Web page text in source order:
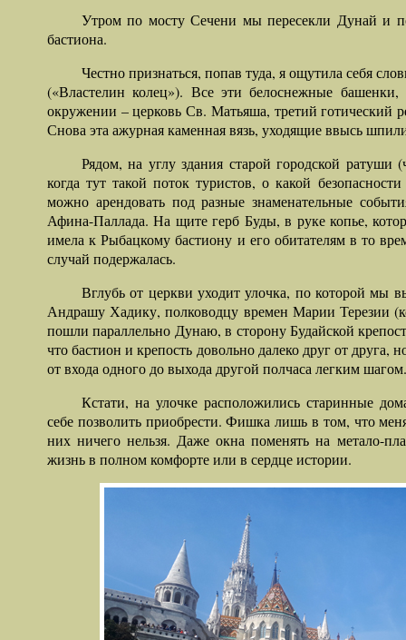
Утром по мосту Сечени мы пересекли Дунай и
бастиона.
Честно признаться, попав туда, я ощутила себя
(«Властелин колец»). Все эти белоснежные
окружении – церковь Св. Матьяша, третий готический
Снова эта ажурная каменная вязь, уходящие ввысь
Рядом, на углу здания старой городской ратуши
когда тут такой поток туристов, о какой
можно арендовать под разные знаменательные
Афина-Паллада. На щите герб Буды, в руке копье,
имела к Рыбацкому бастиону и его обитателям в то
случай подержалась.
Вглубь от церкви уходит улочка, по которой мы
Андрашу Хадику, полководцу времен Марии Терезии
пошли параллельно Дунаю, в сторону Будайской
что бастион и крепость довольно далеко друг от друга,
от входа одного до выхода другой полчаса легким шагом.
Кстати, на улочке расположились старинные
себе позволить приобрести. Фишка лишь в том, что
них ничего нельзя. Даже окна поменять на метало-
жизнь в полном комфорте или в сердце истории.